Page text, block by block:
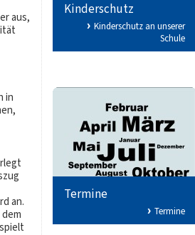
aus,
in
an.
Kinderschutz
Kinderschutz an unserer
Schule
Termine
Termine